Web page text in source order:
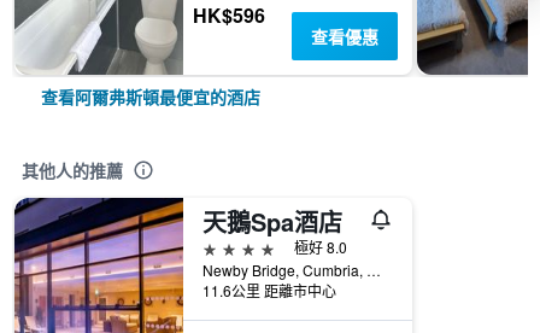
HK$596
查看優惠
查看阿爾弗斯頓最便宜的酒店
其他人的推薦
天鵝Spa酒店
4星級
極好 8.0
Newby Bridge, Cumbria, 阿爾弗斯頓, 英國
11.6公里 距離市中心